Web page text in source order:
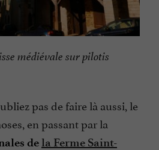
médiévale sur pilotis
pas de faire là aussi, le
en passant par la
de la Ferme Saint-